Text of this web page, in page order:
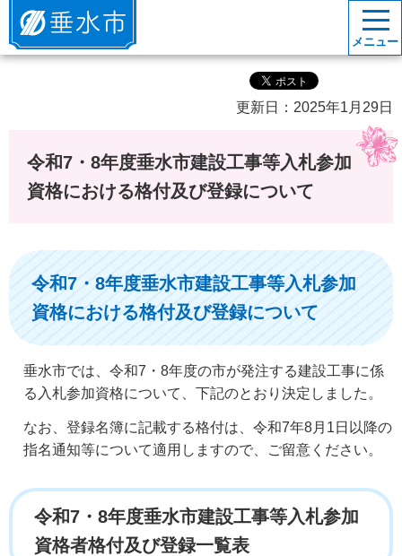
垂水市
メニュー
更新日：2025年1月29日
令和7・8年度垂水市建設工事等入札参加
資格における格付及び登録について
令和7・8年度垂水市建設工事等入札参加
資格における格付及び登録について
垂水市では、令和7・8年度の市が発注する建設工事に係
る入札参加資格について、下記のとおり決定しました。
なお、登録名簿に記載する格付は、令和7年8月1日以降の
指名通知等について適用しますので、ご留意ください。
令和7・8年度垂水市建設工事等入札参加
資格者格付及び登録一覧表